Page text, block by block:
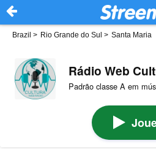
Brazil > Rio Grande do Sul > Santa Maria
Rádio Web
Padrão classe A em